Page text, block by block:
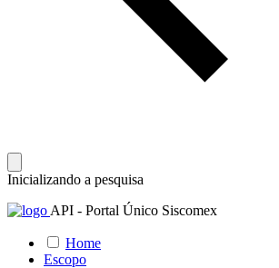
Inicializando a pesquisa
API - Portal Único Siscomex
Home
Escopo